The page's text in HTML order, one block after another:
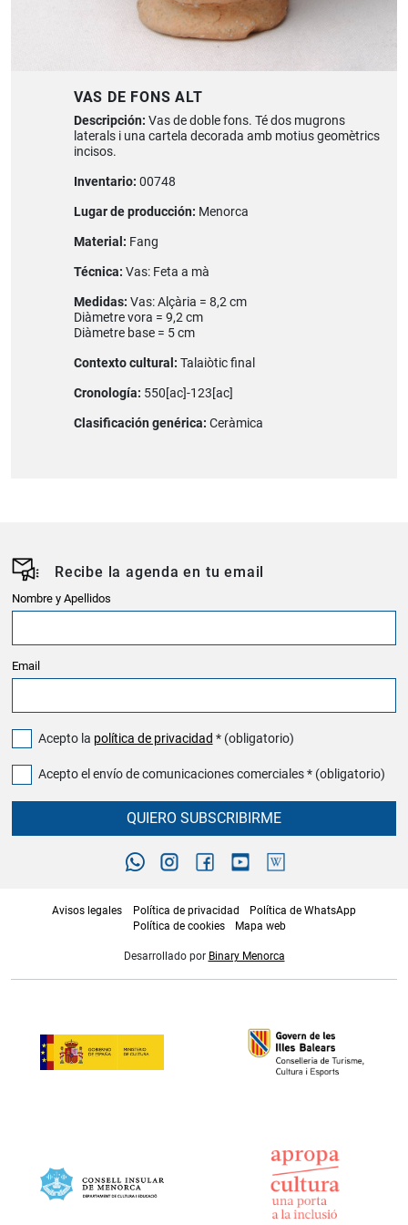
VAS DE FONS ALT
Descripción: Vas de doble fons. Té dos mugrons
laterals i una cartela decorada amb motius geomètrics
incisos.
Inventario: 00748
Lugar de producción: Menorca
Material: Fang
Técnica: Vas: Feta a mà
Medidas: Vas: Alçària = 8,2 cm
Diàmetre vora = 9,2 cm
Diàmetre base = 5 cm
Contexto cultural: Talaiòtic final
Cronología: 550[ac]-123[ac]
Clasificación genérica: Ceràmica
Recibe la agenda en tu email
Nombre y Apellidos
Email
Acepto la política de privacidad * (obligatorio)
Acepto el envío de comunicaciones comerciales * (obligatorio)
QUIERO SUBSCRIBIRME
Avisos legales Política de privacidad
Política de WhatsApp
Política de cookies
Mapa web
Desarrollado por Binary Menorca